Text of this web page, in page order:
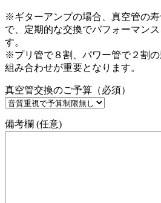
※ギターアンプの場合、真空管の
で、定期的な交換でパフォーマン
す。
※プリ管で８割、パワー管で２割の
組み合わせが重要となります。
真空管交換のご予算（必須）
備考欄 (任意)